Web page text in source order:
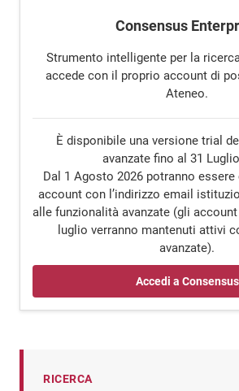
Consensus
Strumento intelligente per la
accede con il proprio account di
Ateneo.
È disponibile una versione trial
avanzate fino al 31
Dal 1 Agosto 2026 potranno
account con l’indirizzo email
alle funzionalità avanzate (gli
luglio verranno mantenuti attivi
avanzate).
Accedi a Consensus
RICERCA